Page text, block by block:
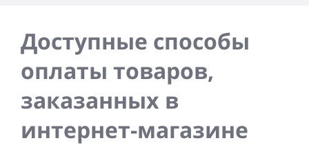
Доступные способы
оплаты товаров,
заказанных в
интернет-магазине